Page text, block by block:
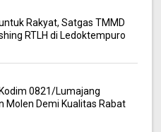
Rakyat, Satgas TMMD
RTLH di Ledoktempuro
0821/Lumajang
Molen Demi Kualitas Rabat